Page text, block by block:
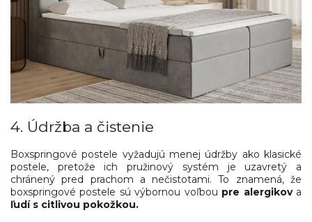
4. Údržba a čistenie
Boxspringové postele vyžadujú menej údržby ako klasické
postele, pretože ich pružinový systém je uzavretý a
chránený pred prachom a nečistotami. To znamená, že
boxspringové postele sú výbornou voľbou pre alergikova
ľudí s citlivou pokožkou.